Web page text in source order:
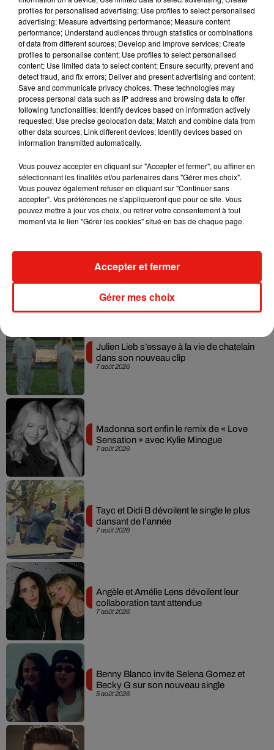
pour recel de violation du secret professionnel, recel de
corruption active et recel d'abus de biens sociaux. Il a été
remis en liberté sous contrôle judiciaire, avec interdiction
d'exercer. Il conteste tous les faits, selon le parquet.
Dans un autre volet de l'affaire, le fonctionnaire des Finances
publiques est aussi poursuivi pour avoir octroyé indûment
des dégrèvements d'impôts sur le revenu à cinq salariés de
la société de recouvrement.
examen pour recel de corruption et recel de travail dissimulé,
et placée sous contrôle judiciaire.
7 août 2026
Julien Lieb s’essaye à la vie de chatelain
dans son nouveau clip
7 août 2026
Madonna sort enfin le remix de « Love
Sensation » avec Kylie Minogue
7 août 2026
Tayc et Didi B dévoilent le single le plus
dansant de l’année
7 août 2026
Angèle et Amélie Lens dévoilent leur
collaboration tant attendue
5 août 2026
Benny Blanco invite Selena Gomez et
Becky G sur son nouveau single
profiles for personalised advertising; Use profiles to select personalised
advertising; Measure advertising performance; Measure content
performance; Understand audiences through statistics or combinations
of data from different sources; Develop and improve services; Create
profiles to personalise content; Use profiles to select personalised
content; Use limited data to select content; Ensure security, prevent and
detect fraud, and fix errors; Deliver and present advertising and content;
Save and communicate privacy choices. These technologies may
process personal data such as IP address and browsing data to offer
following functionalities: Identify devices based on information actively
requested; Use precise geolocation data; Match and combine data from
other data sources; Link different devices; Identify devices based on
information transmitted automatically.
Vous pouvez accepter en cliquant sur "Accepter et fermer", ou affiner en
sélectionnant les finalités et/ou partenaires dans "Gérer mes choix".
Vous pouvez également refuser en cliquant sur "Continuer sans
accepter". Vos préférences ne s'appliqueront que pour ce site. Vous
pouvez mettre à jour vos choix, ou retirer votre consentement à tout
moment via le lien "Gérer les cookies" situé en bas de chaque page.
Gérer mes choix
Accepter et fermer